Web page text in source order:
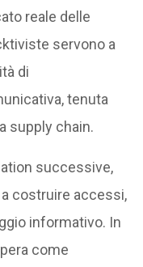
reale delle
servono a
di
tenuta
supply chain.
successive,
costruire accessi,
informativo. In
come